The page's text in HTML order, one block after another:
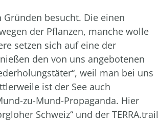
besucht. Die einen
der Pflanzen, manche wolle
setzen sich auf eine der
den von uns angebotenen
weil man bei uns
ist der See auch
zu-Mund-Propaganda. Hier
Schweiz“ und der TERRA.trail